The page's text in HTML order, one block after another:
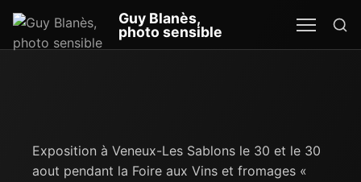
Guy Blanès,
photo sensible
Exposition à Veneux-Les Sablons le 30 et le 30
aout pendant la Foire aux Vins et fromages «